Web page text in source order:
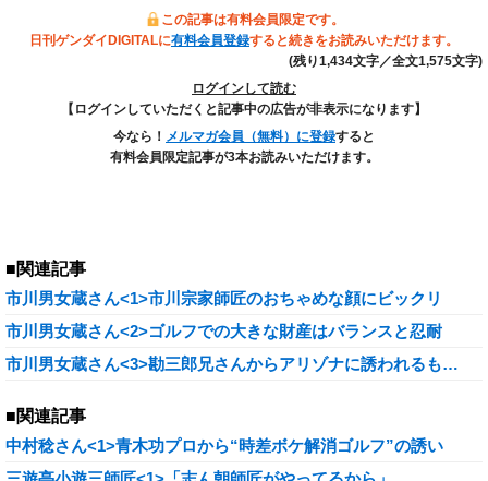
この記事は有料会員限定です。
日刊ゲンダイDIGITALに有料会員登録すると続きをお読みいただけます。
(残り1,434文字／全文1,575文字)
ログインして読む
【ログインしていただくと記事中の広告が非表示になります】
今なら！ メルマガ会員（無料）に登録すると
有料会員限定記事が3本お読みいただけます。
■関連記事
市川男女蔵さん<1>市川宗家師匠のおちゃめな顔にビックリ
市川男女蔵さん<2>ゴルフでの大きな財産はバランスと忍耐
市川男女蔵さん<3>勘三郎兄さんからアリゾナに誘われるも…
■関連記事
中村稔さん<1>青木功プロから“時差ボケ解消ゴルフ”の誘い